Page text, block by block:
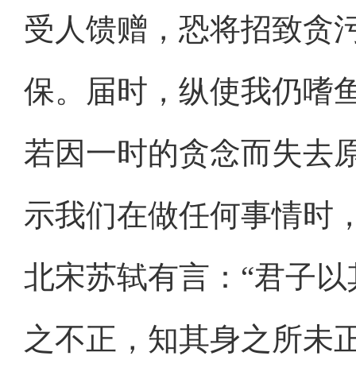
受人馈赠，恐将招致贪
保。届时，纵使我仍嗜
若因一时的贪念而失去
示我们在做任何事情时
北宋苏轼有言：“君子
之不正，知其身之所未